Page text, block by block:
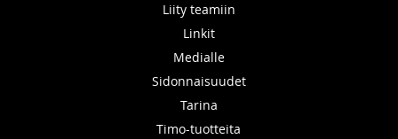
Liity teamiin
Linkit
Medialle
Sidonnaisuudet
Tarina
Timo-tuotteita